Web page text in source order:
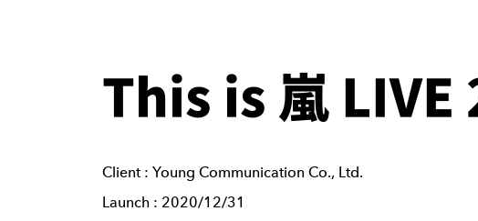
This is 嵐
Client : Young Communication Co., Ltd.
Launch : 2020/12/31